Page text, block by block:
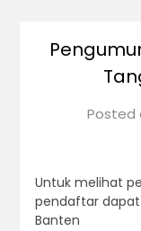
Posted
Untuk melihat
pendaftar
Banten